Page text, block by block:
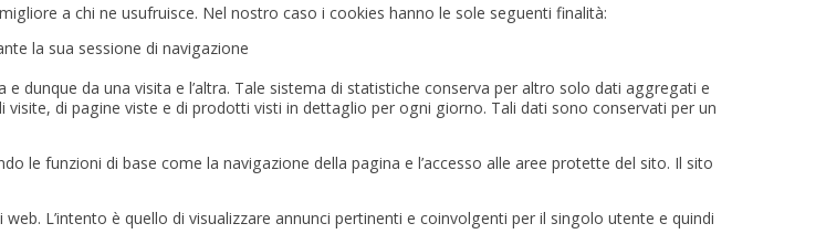
a chi ne usufruisce. Nel nostro caso i cookies hanno le sole seguenti finalità:
la sua sessione di navigazione
dunque da una visita e l’altra. Tale sistema di statistiche conserva per altro solo dati aggregati e
di pagine viste e di prodotti visti in dettaglio per ogni giorno. Tali dati sono conservati per un
le funzioni di base come la navigazione della pagina e l’accesso alle aree protette del sito. Il sito
L’intento è quello di visualizzare annunci pertinenti e coinvolgenti per il singolo utente e quindi